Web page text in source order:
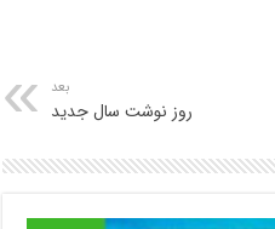
بعد
روز نوشت سال جدید